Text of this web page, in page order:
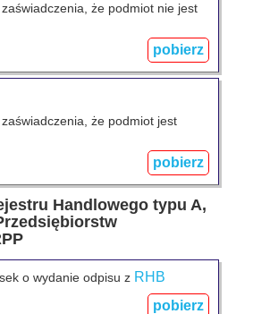
że podmiot nie jest
pobierz
że podmiot jest
pobierz
Handlowego typu A,
o wydanie odpisu z RHB
pobierz